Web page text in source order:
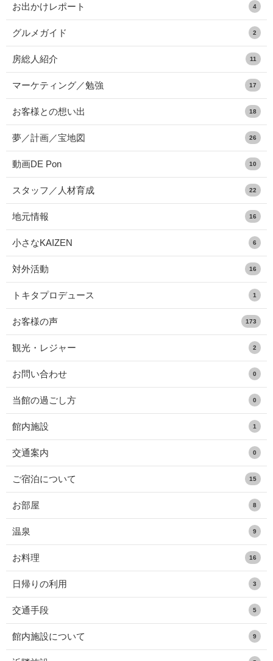
お出かけレポート 4
グルメガイド 2
房総人紹介 11
マーケティング／勉強 17
お客様との想い出 18
夢／計画／宝地図 26
動画DE Pon 10
スタッフ／人材育成 22
地元情報 16
小さなKAIZEN 6
対外活動 16
トキタプロデュース 1
お客様の声 173
観光・レジャー 2
お問い合わせ 0
当館の過ごし方 0
館内施設 1
交通案内 0
ご宿泊について 15
お部屋 8
温泉 9
お料理 16
日帰りの利用 3
交通手段 5
館内施設について 9